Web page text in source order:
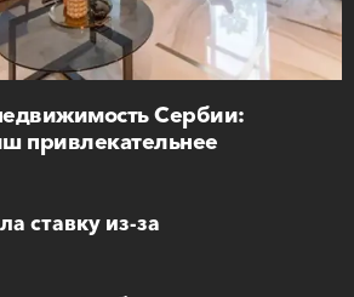
Сербии:
привлекательнее
ставку из-за